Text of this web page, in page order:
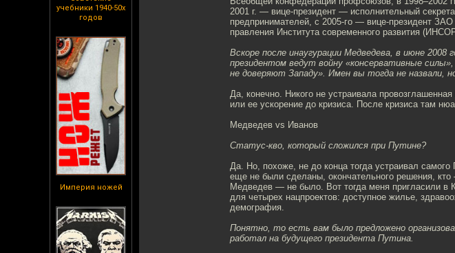
учебники 1940-50х
годов
Империя ножей
2001 г. — вице-президент — исполнительный
предпринимателей, с 2005-го — вице-президент
правления Института современного развития
Вскоре после инаугурации Медведева, в июне
президентом ведут войну «консервативные
не доверяют Западу». Имен вы тогда не назвали,
Да, конечно. Никого не устраивала
или ее ускорение до кризиса. После кризиса там
Медведев vs Иванов
Статус-кво, который сложился при Путине?
Да. Но, похоже, не до конца тогда устраивал
еще не были сделаны, окончательного решения,
Медведев — не было. Вот тогда меня пригласили в
для четырех нацпроектов: доступное жилье,
демография.
Понятно, то есть вам было предложено
работал на будущего президента Путина.